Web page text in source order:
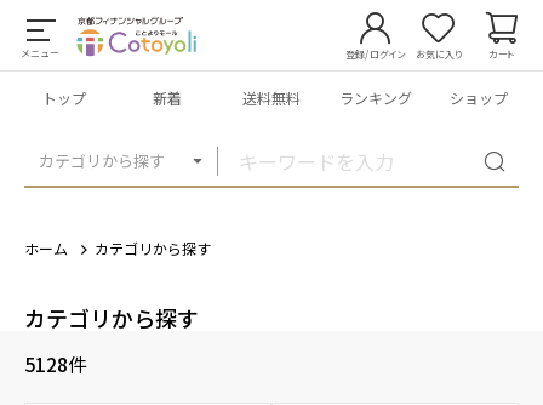
メニュー
カテゴリから探す
登録/ログイン お気に入り カート
トップ 新着 送料無料 ランキング ショップ
ホーム カテゴリから探す
カテゴリから探す
5128件